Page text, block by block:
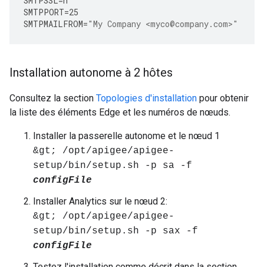
SMTPPORT=25
SMTPMAILFROM="My Company <myco@company.com>"
Installation autonome à 2 hôtes
Consultez la section Topologies d'installation pour obtenir
la liste des éléments Edge et les numéros de nœuds.
Installer la passerelle autonome et le nœud 1
&gt; /opt/apigee/apigee-
setup/bin/setup.sh -p sa -f
configFile
Installer Analytics sur le nœud 2:
&gt; /opt/apigee/apigee-
setup/bin/setup.sh -p sax -f
configFile